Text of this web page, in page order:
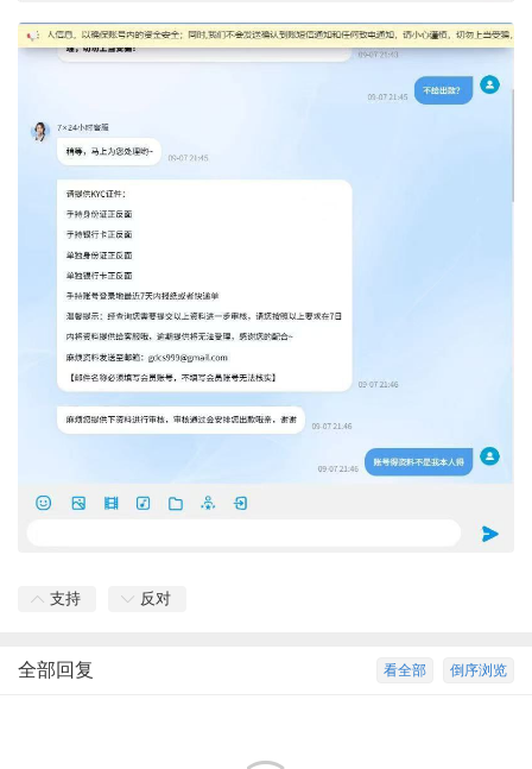
支持 反对
倒序浏览
看全部
全部回复